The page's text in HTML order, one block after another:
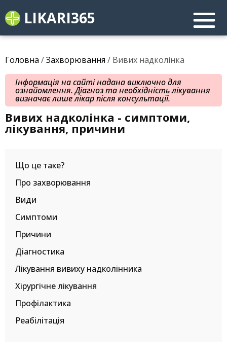
LIKARI365
Головна /Захворювання / Вивих надколінка
Інформація на сайті надана виключно для
ознайомлення. Діагноз та необхідність лікування
визначає лише лікар після консультації.
Вивих надколінка - симптоми,
лікування, причини
Що це таке?
Про захворювання
Види
Симптоми
Причини
Діагностика
Лікування вивиху надколінника
Хірургічне лікування
Профілактика
Реабілітація